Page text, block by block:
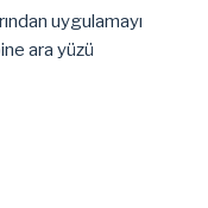
uygulamayı
ara yüzü